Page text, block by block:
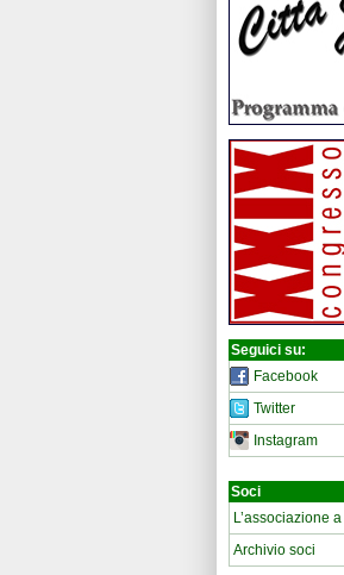
Seguici su:
Facebook
Twitter
Instagram
Soci
L’associazione
Archivio soci